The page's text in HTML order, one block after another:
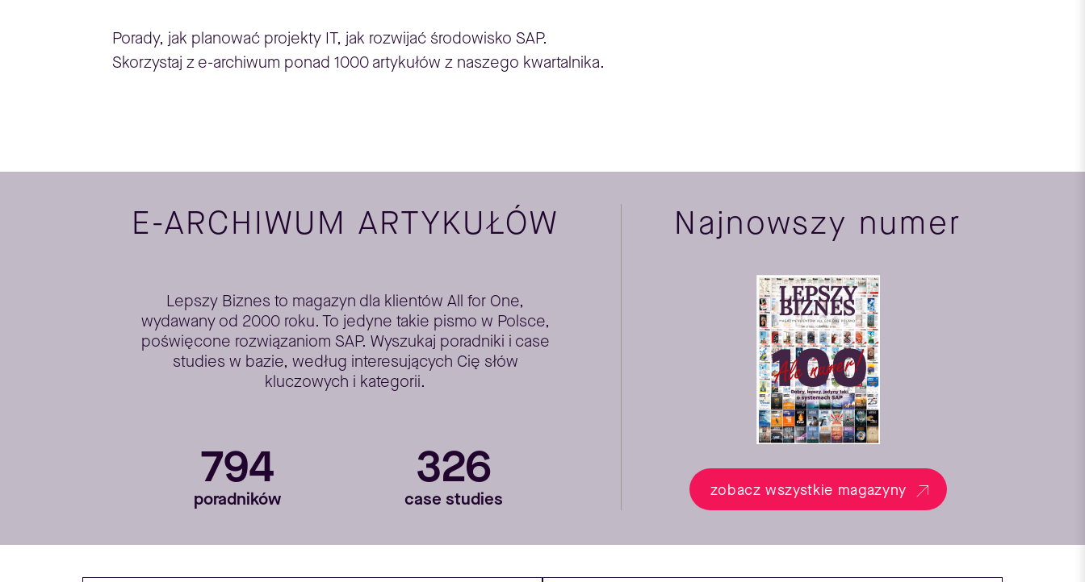
Porady, jak planować projekty IT, jak rozwijać środowisko SAP.
Skorzystaj z e-archiwum ponad 1000 artykułów z naszego kwartalnika.
E-ARCHIWUM ARTYKUŁÓW
Lepszy Biznes to magazyn dla klientów All for One,
wydawany od 2000 roku. To jedyne takie pismo w Polsce,
poświęcone rozwiązaniom SAP. Wyszukaj poradniki i case
studies w bazie, według interesujących Cię słów
kluczowych i kategorii.
794
poradników
326
case studies
Najnowszy numer
zobacz wszystkie magazyny